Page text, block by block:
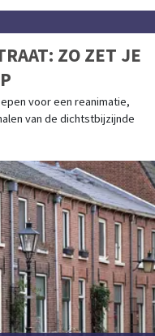
ZO ZET JE
voor een reanimatie,
van de dichtstbijzijnde